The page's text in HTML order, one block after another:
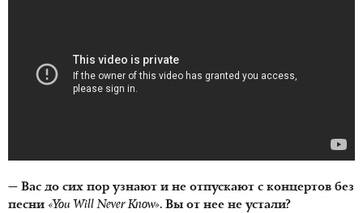
— Вас до сих пор узнают и не отпускают с концертов без
песни «You Will Never Know». Вы от нее не устали?